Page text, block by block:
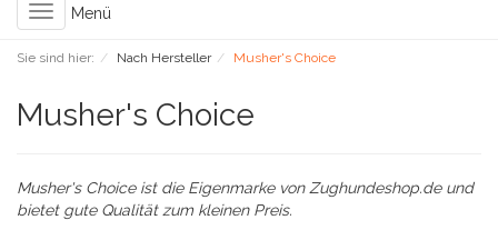
Toggle
navigation
Menü
Sie sind hier: Nach Hersteller Musher's Choice
Musher's Choice
Musher's Choice ist die Eigenmarke von Zughundeshop.de und
bietet gute Qualität zum kleinen Preis.